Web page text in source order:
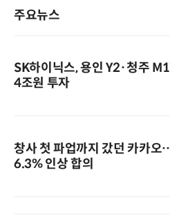
주요뉴스
SK하이닉스, 용인 Y2·청주
4조원 투자
창사 첫 파업까지 갔던 카카
6.3% 인상 합의